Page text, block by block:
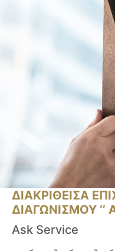
ΔΙΑΚΡΙΘΕΙΣΑ
ΔΙΑΓΩΝΙΣΜΟΥ ‘’
Ask Service